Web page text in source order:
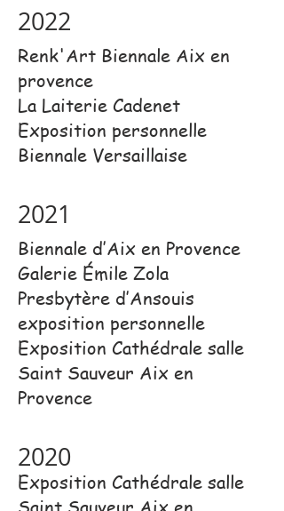
2022
Renk'Art Biennale Aix en
provence
La Laiterie Cadenet
Exposition personnelle
Biennale Versaillaise
2021
Biennale d’Aix en Provence
Galerie Émile Zola
Presbytère d’Ansouis
exposition personnelle
Exposition Cathédrale salle
Saint Sauveur Aix en
Provence
2020
Exposition Cathédrale salle